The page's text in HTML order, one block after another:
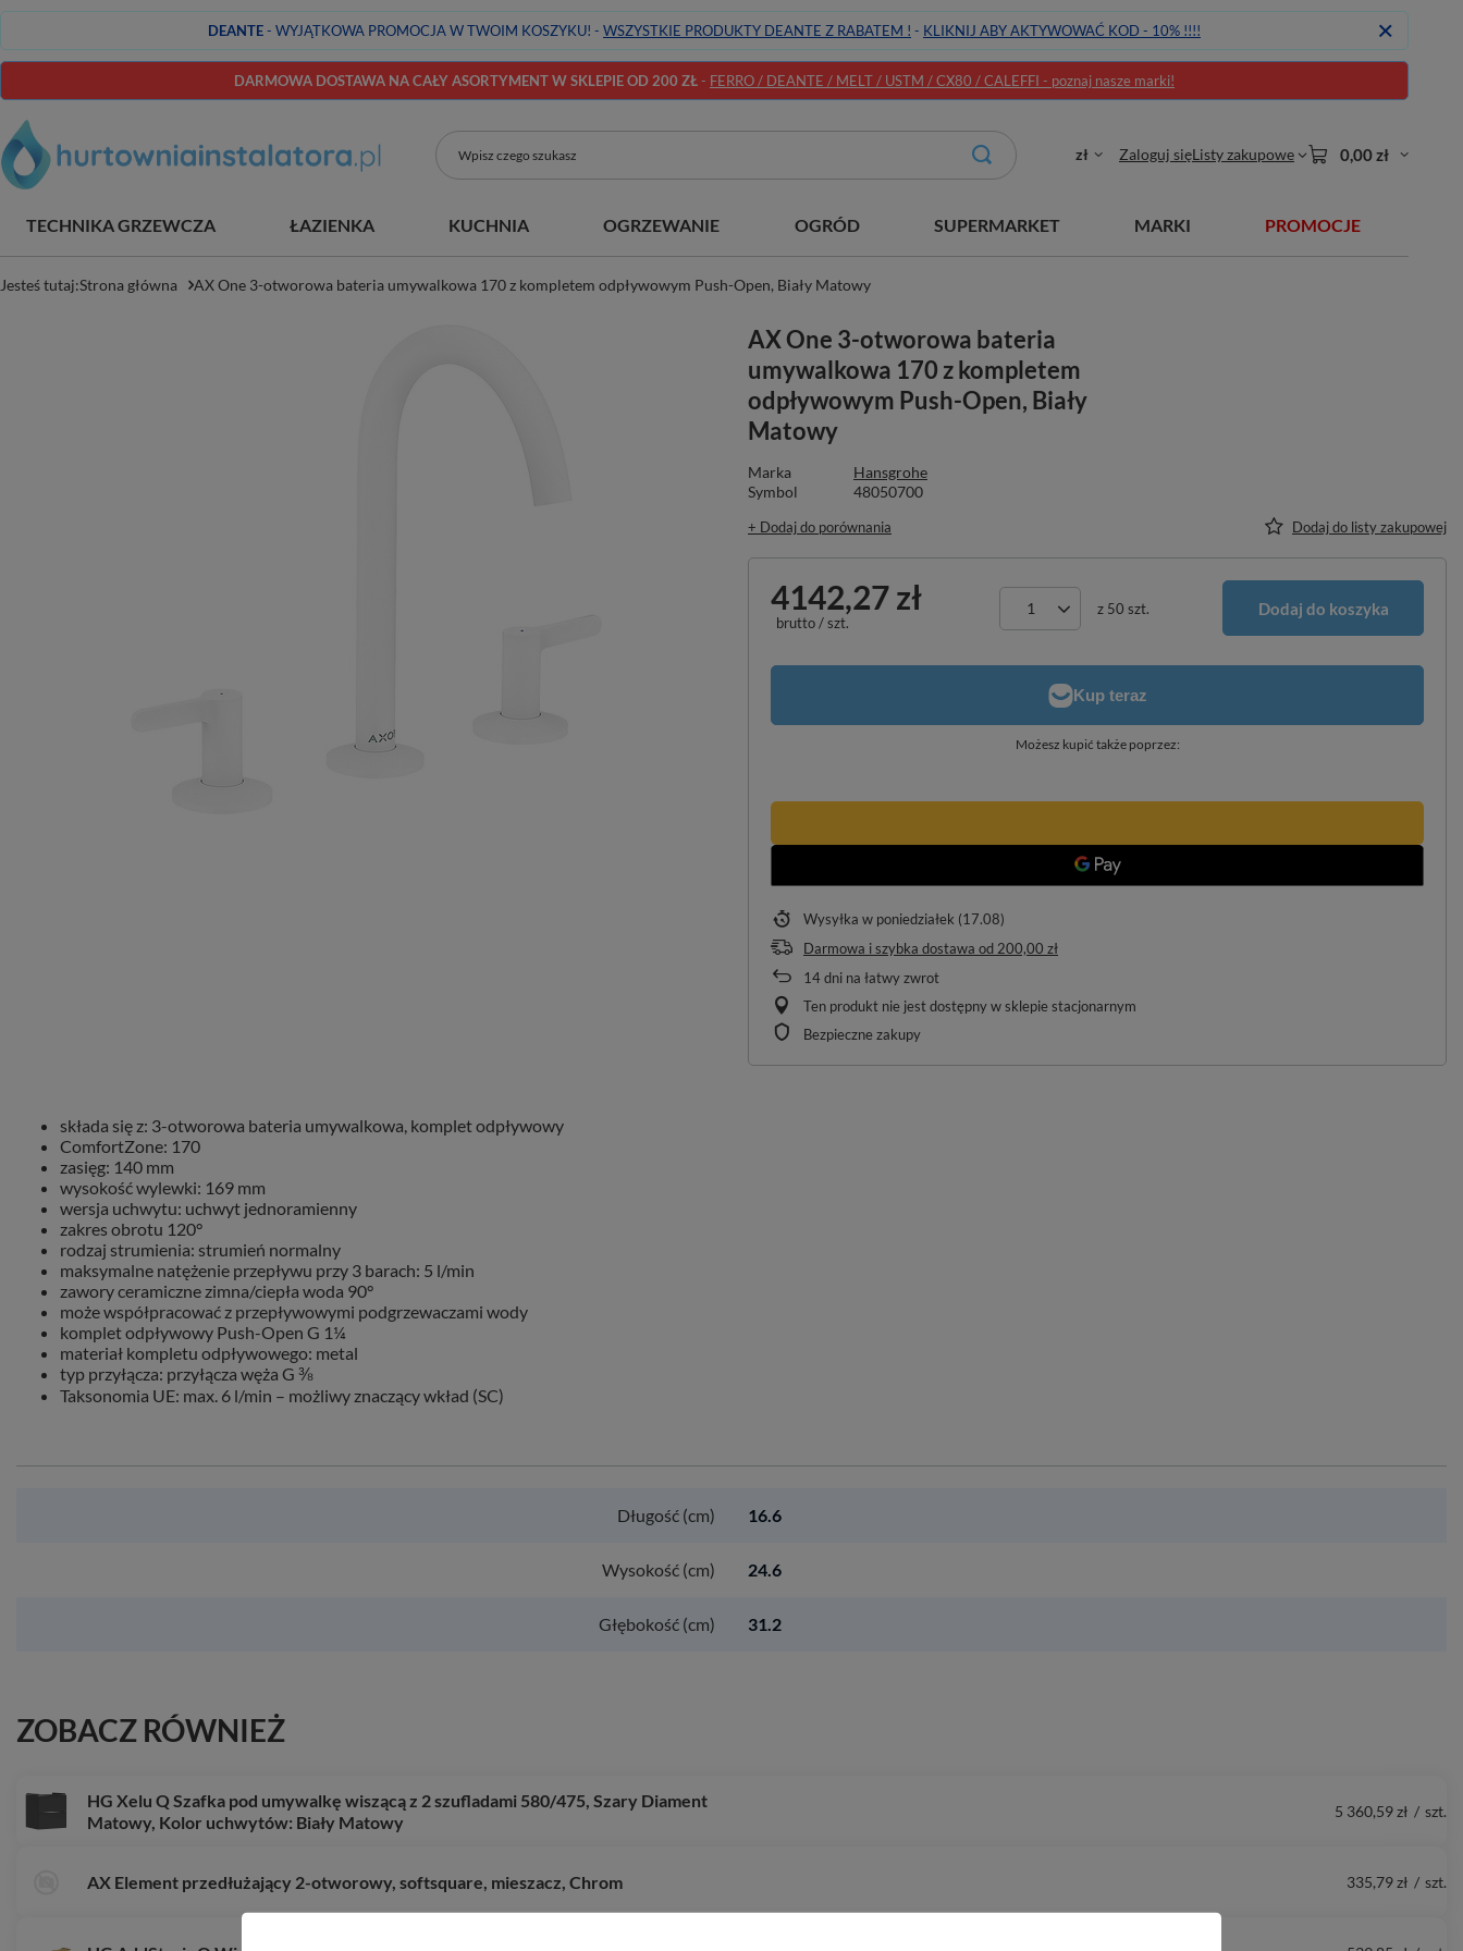
DEANTE- WYJĄTKOWA PROMOCJA W TWOIM KOSZYKU! - WSZYSTKIE PRODUKTY DEANTE Z RABATEM ! - KLIKNIJ ABY AKTYWOWAĆ KOD - 10% !!!!
DARMOWA DOSTAWA NA CAŁY ASORTYMENT W SKLEPIE OD 200 ZŁ- FERRO / DEANTE / MELT / USTM / CX80 / CALEFFI - poznaj nasze marki!
zł Zaloguj sięListy zakupowe 0,00 zł
TECHNIKA GRZEWCZA ŁAZIENKA KUCHNIA OGRZEWANIE OGRÓD SUPERMARKET MARKI PROMOCJE
Jesteś tutaj:Strona główna AX One 3-otworowa bateria umywalkowa 170 z kompletem odpływowym Push-Open, Biały Matowy
AX One 3-otworowa bateria
umywalkowa 170 z kompletem
odpływowym Push-Open, Biały
Matowy
Marka
Hansgrohe
Symbol
48050700
+ Dodaj do porównania Dodaj do listy zakupowej
4142,27 zł
brutto/szt.
z 50 szt. Dodaj do koszyka
Możesz kupić także poprzez:
Wysyłka w poniedziałek (17.08)
Darmowa i szybka dostawa od 200,00 zł
14dni na łatwy zwrot
Ten produkt nie jest dostępny w sklepie stacjonarnym
Bezpieczne zakupy
składa się z: 3-otworowa bateria umywalkowa, komplet odpływowy
ComfortZone: 170
zasięg: 140 mm
wysokość wylewki: 169 mm
wersja uchwytu: uchwyt jednoramienny
zakres obrotu 120°
rodzaj strumienia: strumień normalny
maksymalne natężenie przepływu przy 3 barach: 5 l/min
zawory ceramiczne zimna/ciepła woda 90°
może współpracować z przepływowymi podgrzewaczami wody
komplet odpływowy Push-Open G 1¼
materiał kompletu odpływowego: metal
typ przyłącza: przyłącza węża G ⅜
Taksonomia UE: max. 6 l/min – możliwy znaczący wkład (SC)
Długość (cm) 16.6
Wysokość (cm) 24.6
Głębokość (cm) 31.2
ZOBACZ RÓWNIEŻ
HG Xelu Q Szafka pod umywalkę wiszącą z 2 szufladami 580/475, Szary Diament
Matowy, Kolor uchwytów: Biały Matowy
5 360,59 zł / szt.
AX Element przedłużający 2-otworowy, softsquare, mieszacz, Chrom 335,79 zł / szt.